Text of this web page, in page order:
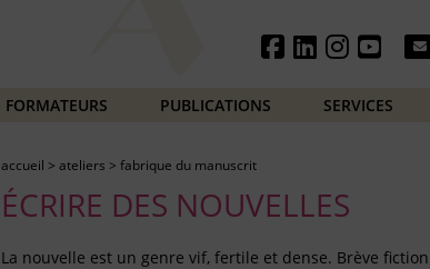
FORMATEURS PUBLICATIONS SERVICES
accueil > ateliers > fabrique du manuscrit
ÉCRIRE DES NOUVELLES
La nouvelle est un genre vif, fertile et dense. Brève